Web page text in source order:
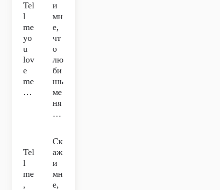
Tel
l
me
yo
u
lov
e
me
…
и
мн
е,
чт
о
лю
би
шь
ме
ня
…
Tel
l
me
,
Ск
аж
и
мн
е,